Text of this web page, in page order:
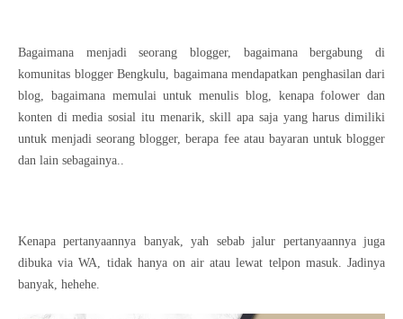
Bagaimana menjadi seorang blogger, bagaimana bergabung di
komunitas blogger Bengkulu, bagaimana mendapatkan penghasilan dari
blog, bagaimana memulai untuk menulis blog, kenapa folower dan
konten di media sosial itu menarik, skill apa saja yang harus dimiliki
untuk menjadi seorang blogger, berapa fee atau bayaran untuk blogger
dan lain sebagainya..
Kenapa pertanyaannya banyak, yah sebab jalur pertanyaannya juga
dibuka via WA, tidak hanya on air atau lewat telpon masuk. Jadinya
banyak, hehehe.